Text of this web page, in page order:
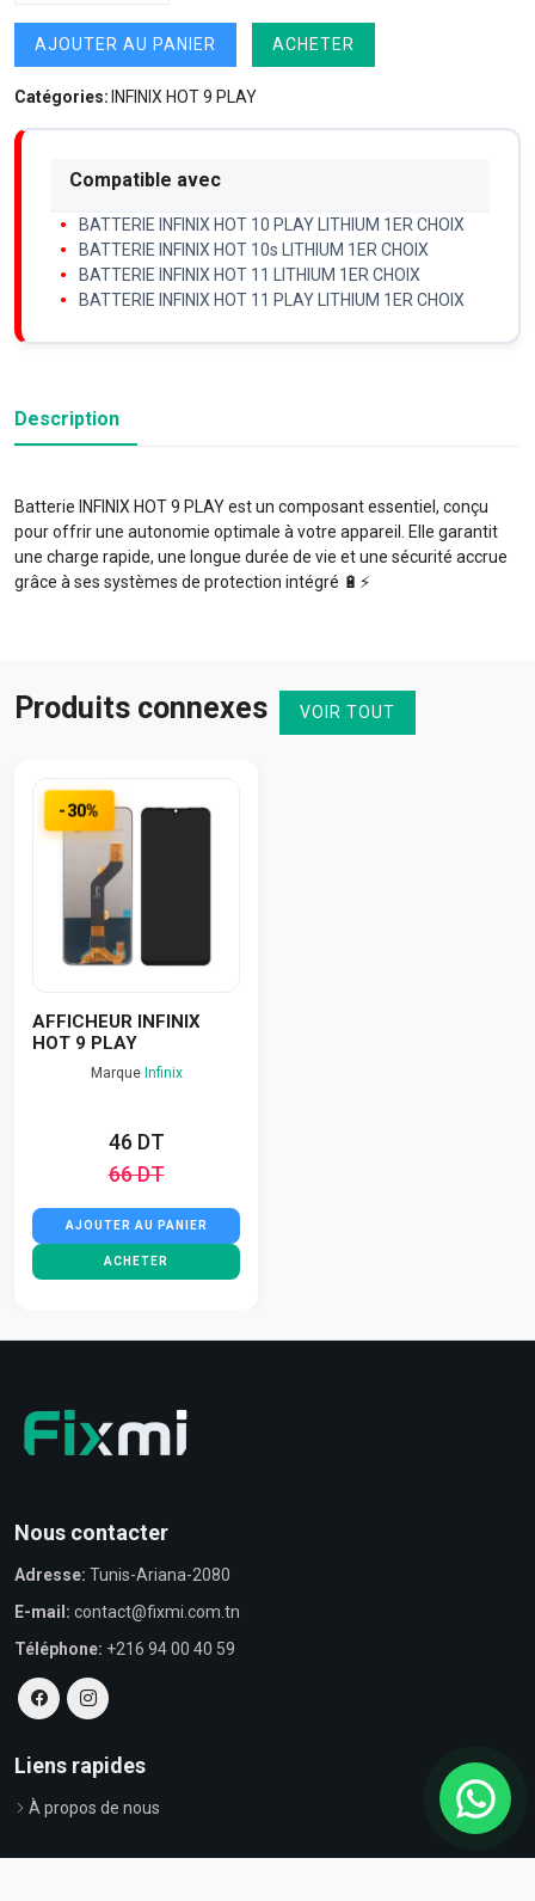
AJOUTER AU PANIER ACHETER
Catégories: INFINIX HOT 9 PLAY
Compatible avec
BATTERIE INFINIX HOT 10 PLAY LITHIUM 1ER CHOIX
BATTERIE INFINIX HOT 10s LITHIUM 1ER CHOIX
BATTERIE INFINIX HOT 11 LITHIUM 1ER CHOIX
BATTERIE INFINIX HOT 11 PLAY LITHIUM 1ER CHOIX
Description
Batterie INFINIX HOT 9 PLAY est un composant essentiel, conçu
pour offrir une autonomie optimale à votre appareil. Elle garantit
une charge rapide, une longue durée de vie et une sécurité accrue
grâce à ses systèmes de protection intégré 🔋⚡️
Produits connexes VOIR TOUT
-30%
AFFICHEUR INFINIX
HOT 9 PLAY
Marque Infinix
46 DT
66 DT
AJOUTER AU PANIER
ACHETER
Nous contacter
Adresse: Tunis-Ariana-2080
E-mail: contact@fixmi.com.tn
Téléphone: +216 94 00 40 59
Liens rapides
À propos de nous